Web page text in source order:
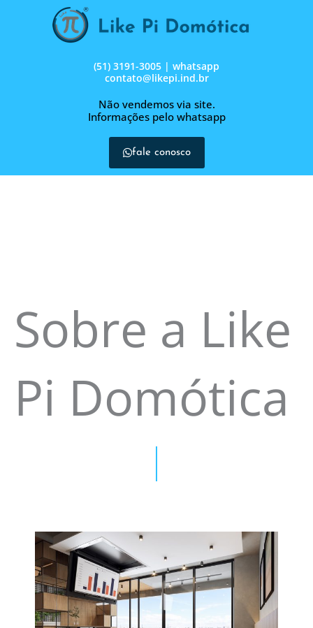
(51) 3191-3005 | whatsapp
contato@likepi.ind.br
Não vendemos via site.
Informações pelo whatsapp
fale conosco
Sobre a Like
Pi Domótica